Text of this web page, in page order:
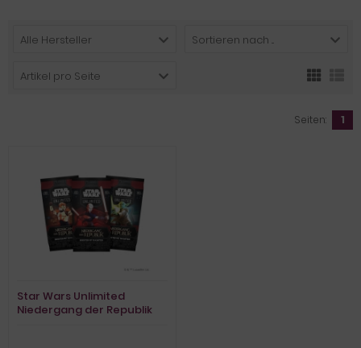
Alle Hersteller Sortieren nach ...
Artikel pro Seite
Seiten: 1
Star Wars Unlimited
Niedergang der Republik